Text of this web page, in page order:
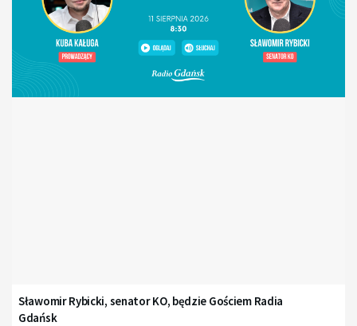
Sławomir Rybicki, senator KO, będzie Gościem Radia
Gdańsk